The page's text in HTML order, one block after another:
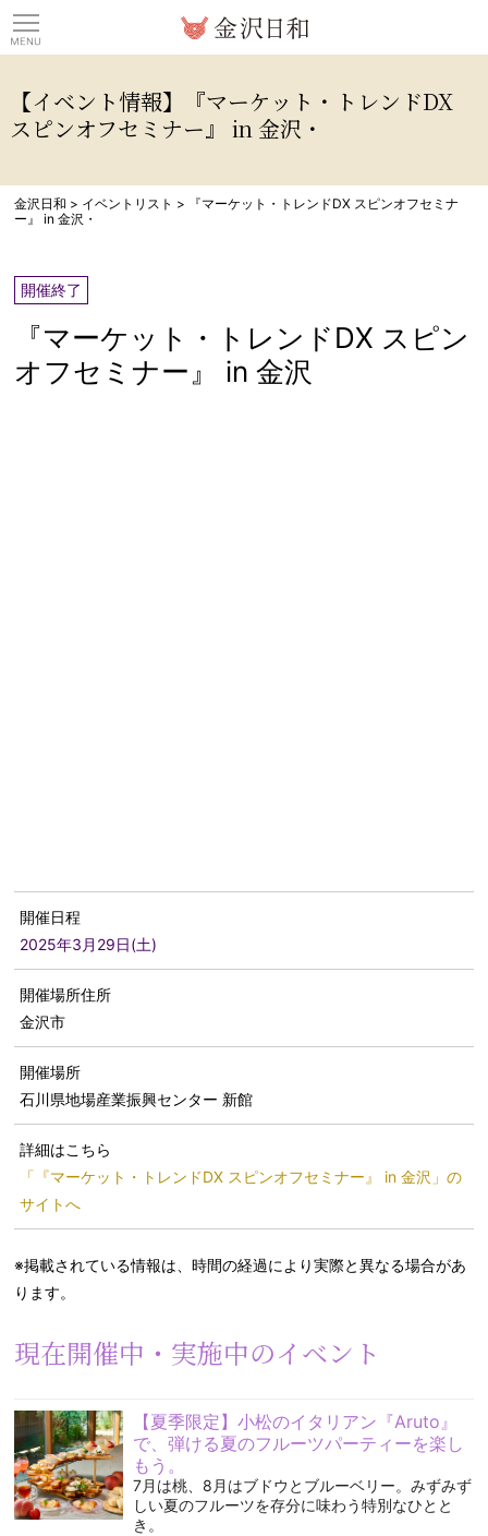
【イベント情報】『マーケット・トレンドDX
スピンオフセミナー』 in 金沢・
金沢日和 > イベントリスト >
『マーケット・トレンドDX スピンオフセミナ
ー』 in 金沢・
開催終了
『マーケット・トレンドDX スピン
オフセミナー』 in 金沢
開催日程
2025年3月29日(土)
開催場所住所
金沢市
開催場所
石川県地場産業振興センター 新館
詳細はこちら
「『マーケット・トレンドDX スピンオフセミナー』 in 金沢」の
サイトへ
※掲載されている情報は、時間の経過により実際と異なる場合があ
ります。
現在開催中・実施中のイベント
【夏季限定】小松のイタリアン『Aruto』
で、弾ける夏のフルーツパーティーを楽し
もう。
7月は桃、8月はブドウとブルーベリー。みずみず
しい夏のフルーツを存分に味わう特別なひとと
き。